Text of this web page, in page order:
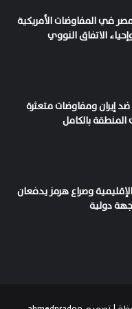
في المفاوضات الأمريكية
الاتفاق النووي
إيران ومفاوضات متعثرة
بالكامل
وصراع هرمز يدفعان
دولية